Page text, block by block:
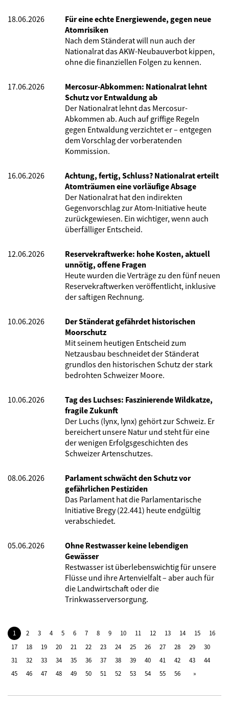
18.06.2026
Für eine echte Energiewende, gegen neue
Atomrisiken
Nach dem Ständerat will nun auch der
Nationalrat das AKW-Neubauverbot kippen,
ohne die finanziellen Folgen zu kennen.
17.06.2026
Mercosur-Abkommen: Nationalrat lehnt
Schutz vor Entwaldung ab
Der Nationalrat lehnt das Mercosur-
Abkommen ab. Auch auf griffige Regeln
gegen Entwaldung verzichtet er – entgegen
dem Vorschlag der vorberatenden
Kommission.
16.06.2026
Achtung, fertig, Schluss? Nationalrat erteilt
Atomträumen eine vorläufige Absage
Der Nationalrat hat den indirekten
Gegenvorschlag zur Atom-Initiative heute
zurückgewiesen. Ein wichtiger, wenn auch
überfälliger Entscheid.
12.06.2026
Reservekraftwerke: hohe Kosten, aktuell
unnötig, offene Fragen
Heute wurden die Verträge zu den fünf neuen
Reservekraftwerken veröffentlicht, inklusive
der saftigen Rechnung.
10.06.2026
Der Ständerat gefährdet historischen
Moorschutz
Mit seinem heutigen Entscheid zum
Netzausbau beschneidet der Ständerat
grundlos den historischen Schutz der stark
bedrohten Schweizer Moore.
10.06.2026
Tag des Luchses: Faszinierende Wildkatze,
fragile Zukunft
Der Luchs (lynx, lynx) gehört zur Schweiz. Er
bereichert unsere Natur und steht für eine
der wenigen Erfolgsgeschichten des
Schweizer Artenschutzes.
08.06.2026
Parlament schwächt den Schutz vor
gefährlichen Pestiziden
Das Parlament hat die Parlamentarische
Initiative Bregy (22.441) heute endgültig
verabschiedet.
05.06.2026
Ohne Restwasser keine lebendigen
Gewässer
Restwasser ist überlebenswichtig für unsere
Flüsse und ihre Artenvielfalt – aber auch für
die Landwirtschaft oder die
Trinkwasserversorgung.
1 2 3 4 5 6 7 8 9 10 11 12 13 14 15
16
17
18 19 20 21 22 23 24 25 26 27 28 29
30
31
32 33 34 35 36 37 38 39 40 41 42 43
44
45
46 47 48 49 50 51 52 53 54 55 56